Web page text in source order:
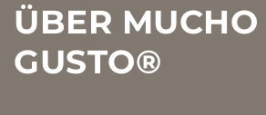
ÜBER MUCHO
GUSTO®